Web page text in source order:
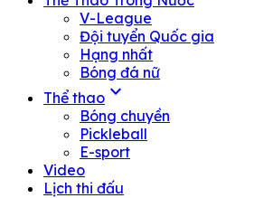
V-League
Đội tuyển Quốc gia
Hạng nhất
Bóng đá nữ
Thể thao expand_more
Bóng chuyền
Pickleball
E-sport
Video
Lịch thi đấu